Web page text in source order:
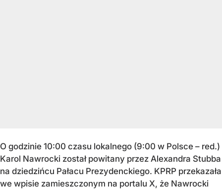
O godzinie 10:00 czasu lokalnego (9:00 w Polsce – red.)
Karol Nawrocki został powitany przez Alexandra Stubba
na dziedzińcu Pałacu Prezydenckiego. KPRP przekazała
we wpisie zamieszczonym na portalu X, że Nawrocki